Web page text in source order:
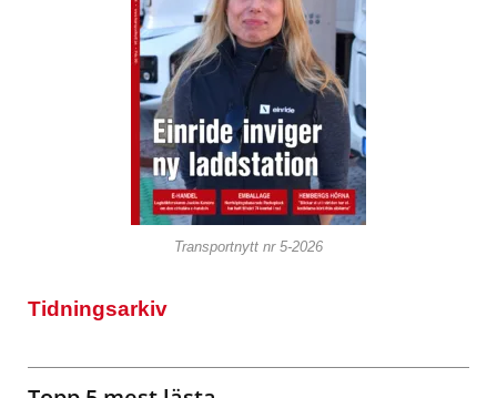
Transportnytt nr 5-2026
Tidningsarkiv